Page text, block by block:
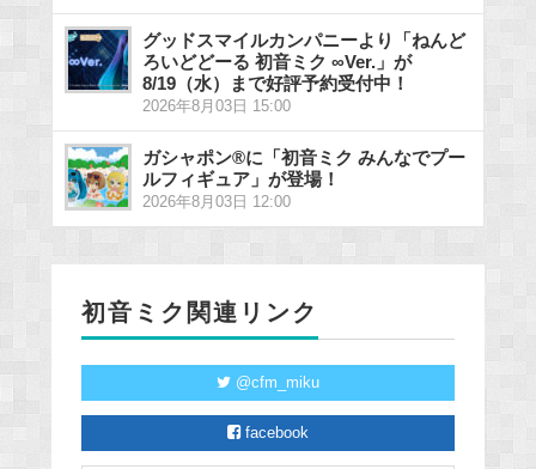
グッドスマイルカンパニーより「ねんど
ろいどどーる 初音ミク ∞Ver.」が
8/19（水）まで好評予約受付中！
2026年8月03日 15:00
ガシャポン®に「初音ミク みんなでプー
ルフィギュア」が登場！
2026年8月03日 12:00
初音ミク関連リンク
@cfm_miku
facebook